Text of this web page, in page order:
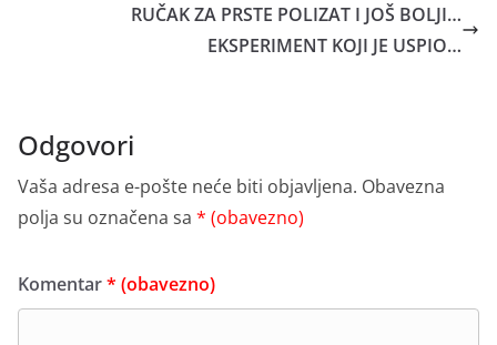
RUČAK ZA PRSTE POLIZAT I JOŠ BOLJI…
EKSPERIMENT KOJI JE USPIO…
Odgovori
Vaša adresa e-pošte neće biti objavljena. Obavezna
polja su označena sa * (obavezno)
Komentar* (obavezno)